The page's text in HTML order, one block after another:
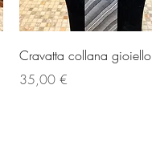
Vista rapida
Cravatta collana gioiello
Prezzo
35,00 €